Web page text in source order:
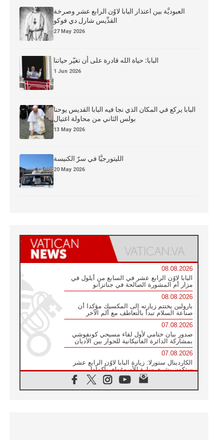
العبوديَّة بين اعتذار البابا لاوُن الرابع عشر وصرخة
القدِّيس شارل دي فوكو
27 May 2026
البابا: حياة الله قادرة على أن تغيّر حياتنا
1 Jun 2026
البابا يركع في المكان الذي نجا فيه البابا القديس يوحنا
بولس الثاني من محاولة اغتيال
13 May 2026
الليتورجيَّا في سرّ الكنيسة
20 May 2026
08.08.2026
البابا لاوُن الرابع عشر في السابع من أيلول في
مزار أم المشورة الصالحة في جناتزانو
08.08.2026
بارولين يختتم زيارته إلى المكسيك مؤكدا أن
صناعة السلام تبدأ بالتعاطف مع ألم الآخر
07.08.2026
صدور بيان ختامي لأول لقاء مسيحي كونفوشي
بمشاركة الدائرة الفاتيكانية للحوار بين الأديان
07.08.2026
الكاردينال ستورلا: زيارة البابا لاوُن الرابع عشر
ستكون بشرى سارة للأوروغواي بأكملها
الفاتيكان يعلن برنامج الزيارة الرسولية للبابا لاوُن